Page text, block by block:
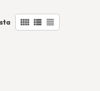
view_comfy view_list view_headline